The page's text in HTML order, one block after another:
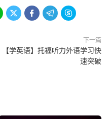
   
下一篇
【学英语】托福听力外语学习快
速突破